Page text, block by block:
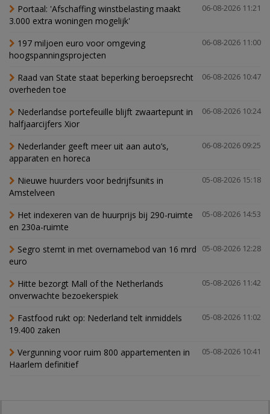
06-08-2026 11:21
Portaal: 'Afschaffing winstbelasting maakt
3.000 extra woningen mogelijk'
06-08-2026 11:00
197 miljoen euro voor omgeving
hoogspanningsprojecten
06-08-2026 10:47
Raad van State staat beperking beroepsrecht
overheden toe
06-08-2026 10:24
Nederlandse portefeuille blijft zwaartepunt in
halfjaarcijfers Xior
06-08-2026 09:25
Nederlander geeft meer uit aan auto’s,
apparaten en horeca
05-08-2026 15:18
Nieuwe huurders voor bedrijfsunits in
Amstelveen
05-08-2026 14:53
Het indexeren van de huurprijs bij 290-ruimte
en 230a-ruimte
05-08-2026 12:28
Segro stemt in met overnamebod van 16 mrd
euro
05-08-2026 11:42
Hitte bezorgt Mall of the Netherlands
onverwachte bezoekerspiek
05-08-2026 11:02
Fastfood rukt op: Nederland telt inmiddels
19.400 zaken
05-08-2026 10:41
Vergunning voor ruim 800 appartementen in
Haarlem definitief